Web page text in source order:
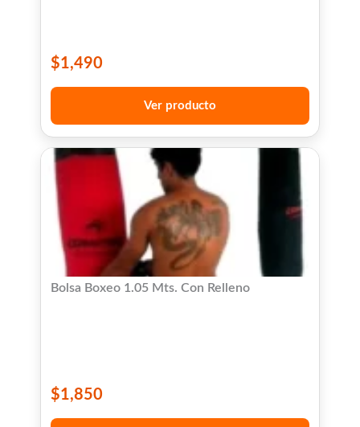
$1,490
Ver producto
Bolsa Boxeo 1.05 Mts. Con Relleno
$1,850